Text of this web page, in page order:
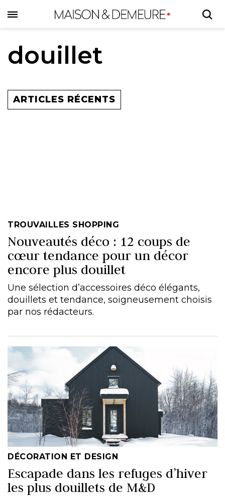
to
main
content
douillet
ARTICLES RÉCENTS
TROUVAILLES SHOPPING
Nouveautés déco : 12 coups de
cœur tendance pour un décor
encore plus douillet
Une sélection d’accessoires déco élégants,
douillets et tendance, soigneusement choisis
par nos rédacteurs.
DÉCORATION ET DESIGN
Escapade dans les refuges d’hiver
les plus douillets de M&D